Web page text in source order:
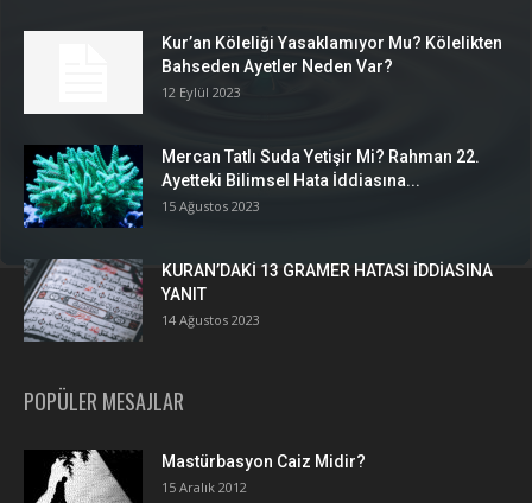
Kur’an Köleliği Yasaklamıyor Mu? Kölelikten
Bahseden Ayetler Neden Var?
12 Eylül 2023
Mercan Tatlı Suda Yetişir Mi? Rahman 22.
Ayetteki Bilimsel Hata İddiasına...
15 Ağustos 2023
KURAN’DAKİ 13 GRAMER HATASI İDDİASINA
YANIT
14 Ağustos 2023
POPÜLER MESAJLAR
Mastürbasyon Caiz Midir?
15 Aralık 2012